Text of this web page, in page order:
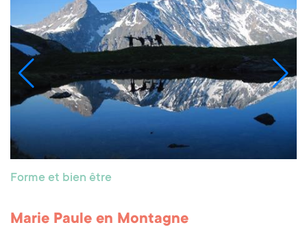
Forme et bien être
Marie Paule en Montagne